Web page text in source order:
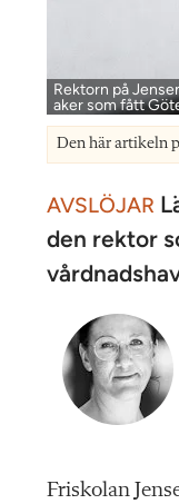
Rektorn på
aker som fått
Den här artikeln
AVSLÖJAR
den rektor
Friskolan